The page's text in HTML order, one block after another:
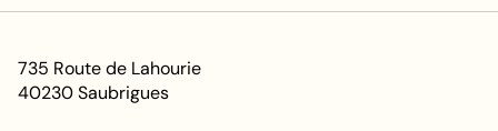
735 Route de Lahourie
40230Saubrigues